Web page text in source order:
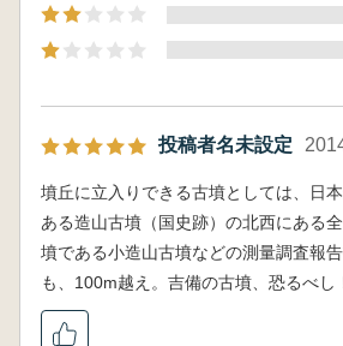
3.採集遺物(岡田歩惟)
第3節 小結(松木武彦)
第1節 墳丘形態からみた小造
墳(澤田秀実)
第2節 円筒埴輪からみた小造
位置付け(青木和寛・宮崎絢子)
第3節 円筒埴輪からみた小筑
置付け(鄭 鴻宗・宮崎絢子)
第4節 小造山古墳で採集され
太)
第5節 測量データからTINを作
投稿者名未設定
墳丘に立入りできる古墳としては、日
ある造山古墳（国史跡）の北西にある
墳である小造山古墳などの測量調査報
も、100m越え。吉備の古墳、恐るべし